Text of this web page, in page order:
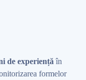
de experiență în
formelor